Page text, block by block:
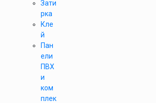
Зати
рка
Кле
й
Пан
ели
ПВХ
и
ком
плек